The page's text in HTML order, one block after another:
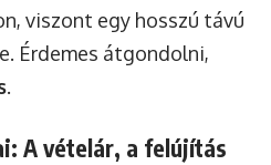
viszont egy hosszú távú
Érdemes átgondolni,
.
A vételár, a felújítás